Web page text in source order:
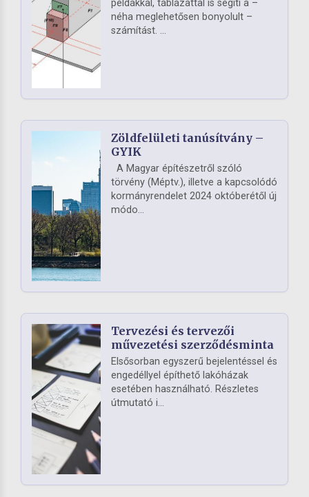
példákkal, táblázattal is segíti a –
néha meglehetősen bonyolult –
számítást. ...
Zöldfelületi tanúsítvány –
GYIK
A Magyar építészetről szóló
törvény (Méptv.), illetve a kapcsolódó
kormányrendelet 2024 októberétől új
módo...
Tervezési és tervezői
művezetési szerződésminta
Elsősorban egyszerű bejelentéssel és
engedéllyel építhető lakóházak
esetében használható. Részletes
útmutató i...